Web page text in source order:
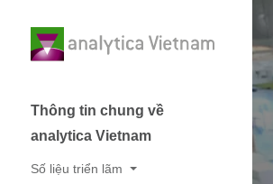
Thông tin chung về
analytica Vietnam
Số liệu triển lãm